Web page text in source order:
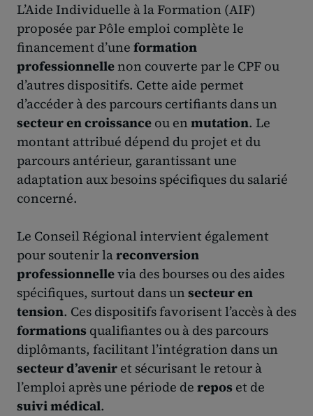
L’Aide Individuelle à la Formation (AIF)
proposée par Pôle emploi complète le
financement d’une formation
professionnellenon couverte par le CPF ou
d’autres dispositifs. Cette aide permet
d’accéder à des parcours certifiants dans un
secteur en croissance ou en mutation. Le
montant attribué dépend du projet et du
parcours antérieur, garantissant une
adaptation aux besoins spécifiques du salarié
concerné.
Le Conseil Régional intervient également
pour soutenir lareconversion
professionnellevia des bourses ou des aides
spécifiques, surtout dans un secteur en
tension. Ces dispositifs favorisent l’accès à des
formations qualifiantes ou à des parcours
diplômants, facilitant l’intégration dans un
secteur d’avenir et sécurisant le retour à
l’emploi après une période de repos et de
suivi médical.